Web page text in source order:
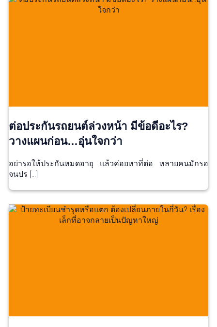
ต่อประกันรถยนต์ล่วงหน้า มีข้อดีอะไร?
วางแผนก่อน…อุ่นใจกว่า
อย่ารอให้ประกันหมดอายุ แล้วค่อยหาที่ต่อ หลายคนมักรอ
จนปร […]